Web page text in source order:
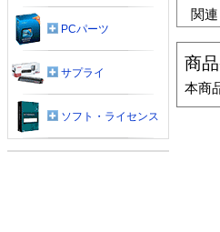
関連
商
本商
PCパーツ
サプライ
ソフト・ライセンス